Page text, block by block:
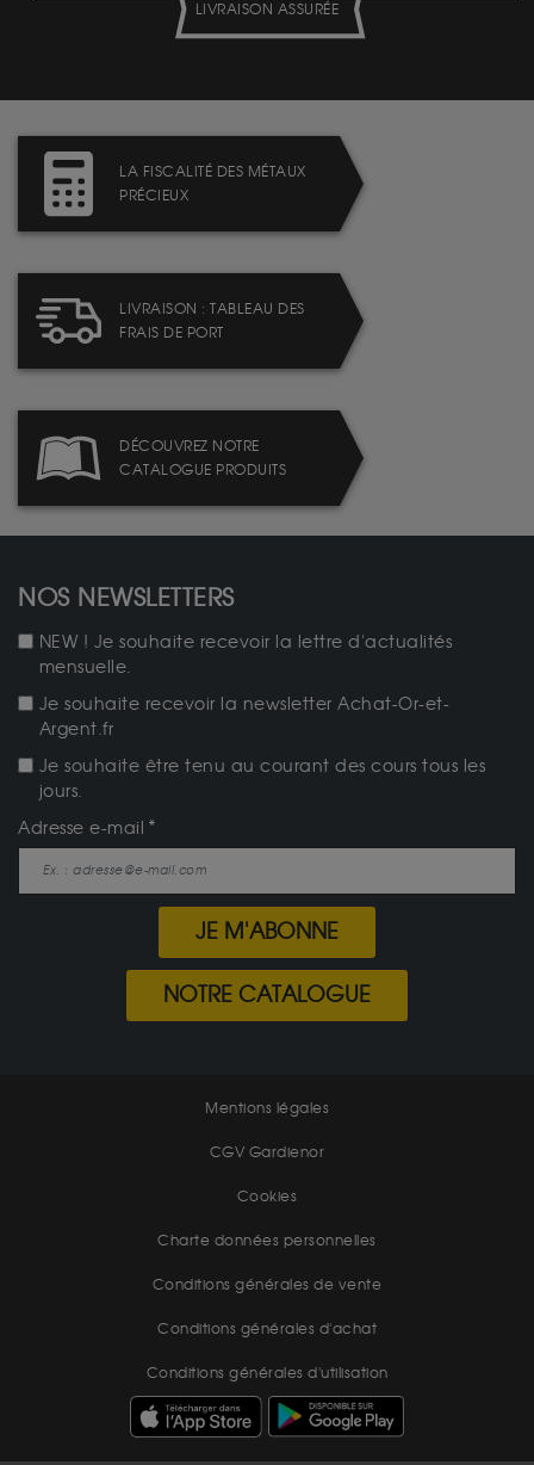
LIVRAISON ASSURÉE
LA FISCALITÉ DES MÉTAUX
PRÉCIEUX
LIVRAISON : TABLEAU DES
FRAIS DE PORT
DÉCOUVREZ NOTRE
CATALOGUE PRODUITS
NOS NEWSLETTERS
NEW ! Je souhaite recevoir la lettre d'actualités
mensuelle.
Je souhaite recevoir la newsletter Achat-Or-et-
Argent.fr
Je souhaite être tenu au courant des cours tous les
jours.
Adresse e-mail
JE M'ABONNE
NOTRE CATALOGUE
Mentions légales
CGV Gardienor
Cookies
Charte données personnelles
Conditions générales de vente
Conditions générales d'achat
Conditions générales d'utilisation